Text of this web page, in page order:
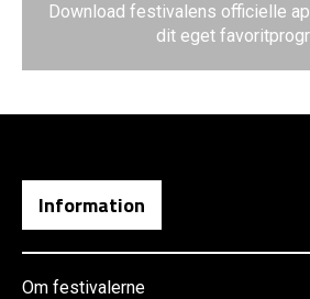
Download festivalens officielle
dit eget
Information
Om festivalerne